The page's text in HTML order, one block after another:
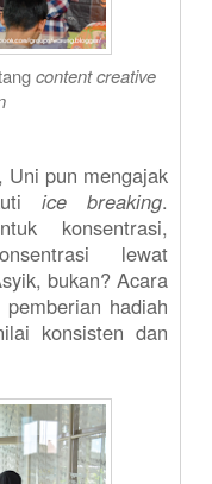
content creative
Uni pun mengajak
ice breaking.
konsentrasi,
lewat
bukan? Acara
hadiah
konsisten dan